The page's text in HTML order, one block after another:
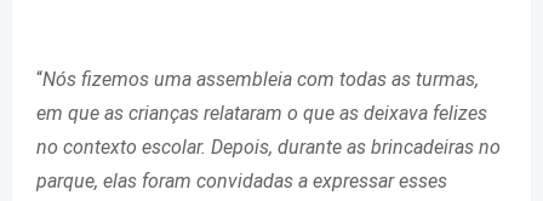
“Nós fizemos uma assembleia com todas as turmas,
em que as crianças relataram o que as deixava felizes
no contexto escolar. Depois, durante as brincadeiras no
parque, elas foram convidadas a expressar esses